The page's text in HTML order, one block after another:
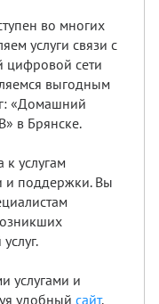
во многих
услуги связи с
цифровой сети
выгодным
«Домашний
в Брянске.
услугам
и поддержки. Вы
услугами и
удобный сайт.